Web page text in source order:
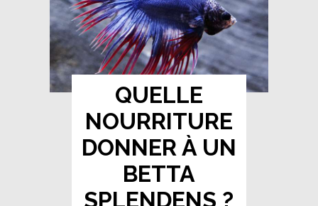
QUELLE
NOURRITURE
DONNER À UN
BETTA
SPLENDENS ?